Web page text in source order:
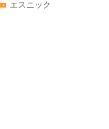
エスニック